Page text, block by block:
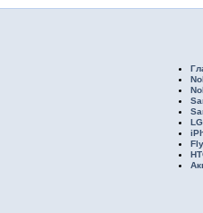
LG
Fly